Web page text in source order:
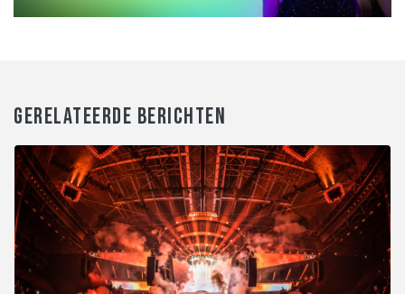
GERELATEERDE BERICHTEN